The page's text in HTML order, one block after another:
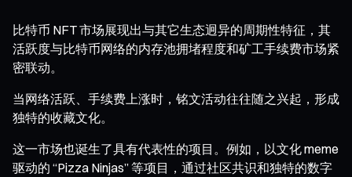
比特币 NFT 市场展现出与其它生态迥异的周期性特征，其
活跃度与比特币网络的内存池拥堵程度和矿工手续费市场紧
密联动。
当网络活跃、手续费上涨时，铭文活动往往随之兴起，形成
独特的收藏文化。
这一市场也诞生了具有代表性的项目。例如，以文化 meme
驱动的 “Pizza Ninjas” 等项目，通过社区共识和独特的数字